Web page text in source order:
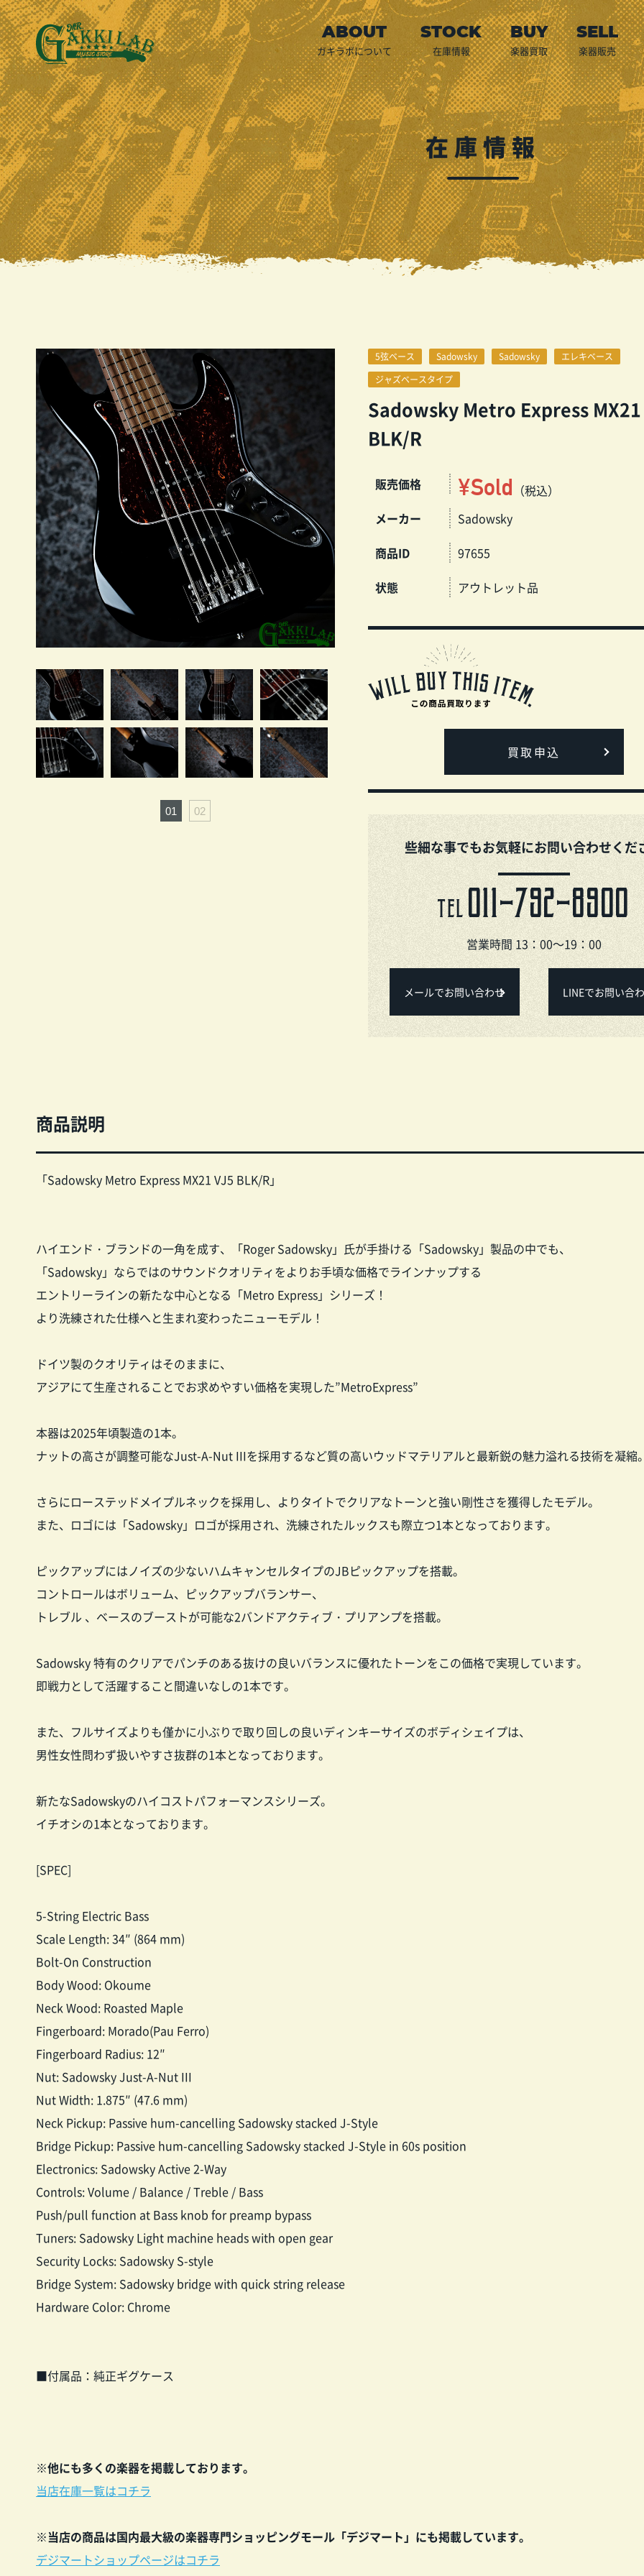
ガキラボについて 在庫情報 楽器買取
店頭買取
宅配買取
出張買取
預かり代行販売
LINE査定
買取申込
ご利用案内
楽器販売
在庫情報
5弦ベース Sadowsky Sadowsky
エレキベース
ジャズベースタイプ
Sadowsky Metro Express
BLK/R
販売価格 ¥Sold （税込）
メーカー
Sadowsky
商品ID
97655
状態
アウトレット品
買取申込
些細な事でもお気軽にお問い合わせくだ
TEL 011-792-8900
営業時間 13：00～19：00
メールでお問い合わせ LINEでお問い合
商品説明
「Sadowsky Metro Express MX21 VJ5 BLK/R」
ハイエンド・ブランドの一角を成す、「Roger Sadowsky」氏が手掛ける「Sadowsky」製品の中でも、
「Sadowsky」ならではのサウンドクオリティをよりお手頃な価格でラインナップする
エントリーラインの新たな中心となる「Metro Express」シリーズ！
より洗練された仕様へと生まれ変わったニューモデル！
ドイツ製のクオリティはそのままに、
アジアにて生産されることでお求めやすい価格を実現した”MetroExpress”
本器は2025年頃製造の1本。
ナットの高さが調整可能なJust-A-Nut IIIを採用するなど質の高いウッドマテリアルと最新鋭の魅力溢れる技術を凝縮
さらにローステッドメイプルネックを採用し、よりタイトでクリアなトーンと強い剛性さを獲得したモデル。
また、ロゴには「Sadowsky」ロゴが採用され、洗練されたルックスも際立つ1本となっております。
ピックアップにはノイズの少ないハムキャンセルタイプのJBピックアップを搭載。
コントロールはボリューム、ピックアップバランサー、
トレブル 、ベースのブーストが可能な2バンドアクティブ・プリアンプを搭載。
Sadowsky 特有のクリアでパンチのある抜けの良いバランスに優れたトーンをこの価格で実現しています。
即戦力として活躍すること間違いなしの1本です。
また、フルサイズよりも僅かに小ぶりで取り回しの良いディンキーサイズのボディシェイプは、
男性女性問わず扱いやすさ抜群の1本となっております。
新たなSadowskyのハイコストパフォーマンスシリーズ。
イチオシの1本となっております。
[SPEC]
5-String Electric Bass
Scale Length: 34″ (864 mm)
Bolt-On Construction
Body Wood: Okoume
Neck Wood: Roasted Maple
Fingerboard: Morado(Pau Ferro)
Fingerboard Radius: 12″
Nut: Sadowsky Just-A-Nut III
Nut Width: 1.875″ (47.6 mm)
Neck Pickup: Passive hum-cancelling Sadowsky stacked J-Style
Bridge Pickup: Passive hum-cancelling Sadowsky stacked J-Style in 60s position
Electronics: Sadowsky Active 2-Way
Controls: Volume / Balance / Treble / Bass
Push/pull function at Bass knob for preamp bypass
Tuners: Sadowsky Light machine heads with open gear
Security Locks: Sadowsky S-style
Bridge System: Sadowsky bridge with quick string release
Hardware Color: Chrome
■付属品：純正ギグケース
※他にも多くの楽器を掲載しております。
当店在庫一覧はコチラ
※当店の商品は国内最大級の楽器専門ショッピングモール「デジマート」にも掲載しています。
デジマートショップページはコチラ